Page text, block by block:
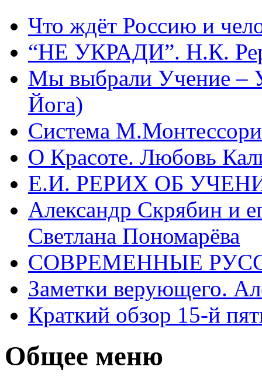
Что ждёт Россию и
“НЕ УКРАДИ”. Н.К.
Мы выбрали Учение –
Йога)
Система М.Монтессори
О Красоте. Любовь
Е.И. РЕРИХ ОБ
Александр Скрябин и
Светлана Пономарёва
СОВРЕМЕННЫЕ
Заметки верующего.
Краткий обзор 15-й
Общее меню